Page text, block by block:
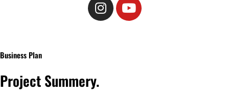
Business Plan
Project Summery.